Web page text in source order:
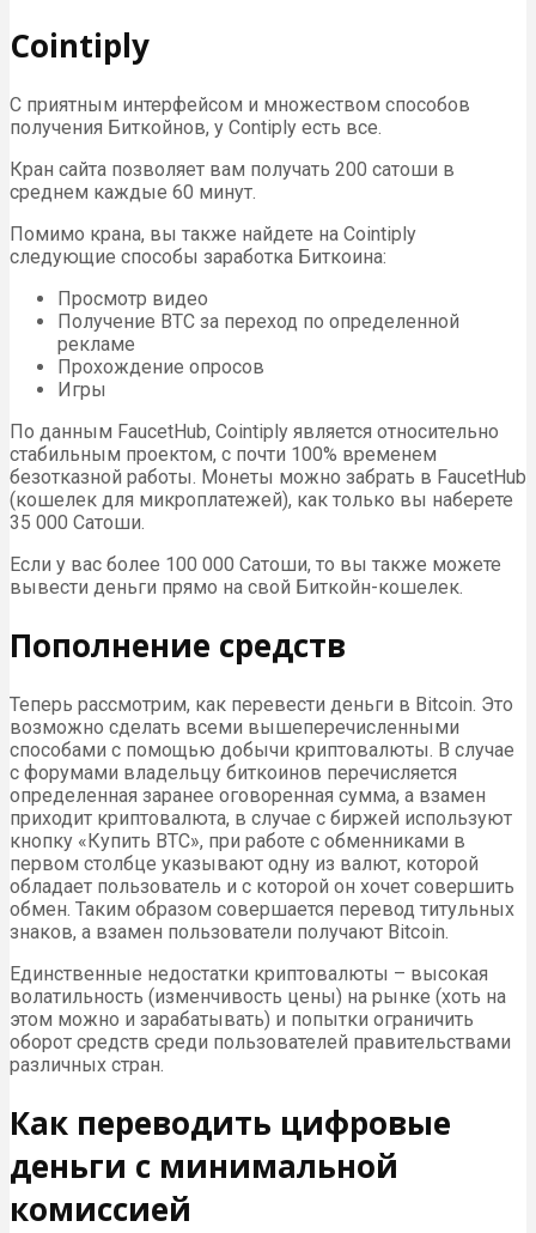
Cointiply
С приятным интерфейсом и множеством способов
получения Биткойнов, у Contiply есть все.
Кран сайта позволяет вам получать 200 сатоши в
среднем каждые 60 минут.
Помимо крана, вы также найдете на Cointiply
следующие способы заработка Биткоина:
Просмотр видео
Получение BTC за переход по определенной
рекламе
Прохождение опросов
Игры
По данным FaucetHub, Cointiply является относительно
стабильным проектом, с почти 100% временем
безотказной работы. Монеты можно забрать в FaucetHub
(кошелек для микроплатежей), как только вы наберете
35 000 Сатоши.
Если у вас более 100 000 Сатоши, то вы также можете
вывести деньги прямо на свой Биткойн-кошелек.
Пополнение средств
Теперь рассмотрим, как перевести деньги в Bitcoin. Это
возможно сделать всеми вышеперечисленными
способами с помощью добычи криптовалюты. В случае
с форумами владельцу биткоинов перечисляется
определенная заранее оговоренная сумма, а взамен
приходит криптовалюта, в случае с биржей используют
кнопку «Купить BTC», при работе с обменниками в
первом столбце указывают одну из валют, которой
обладает пользователь и с которой он хочет совершить
обмен. Таким образом совершается перевод титульных
знаков, а взамен пользователи получают Bitcoin.
Единственные недостатки криптовалюты – высокая
волатильность (изменчивость цены) на рынке (хоть на
этом можно и зарабатывать) и попытки ограничить
оборот средств среди пользователей правительствами
различных стран.
Как переводить цифровые
деньги с минимальной
комиссией